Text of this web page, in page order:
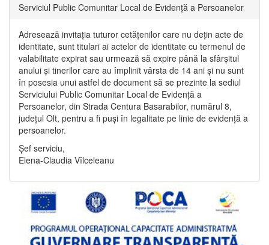
Serviciul Public Comunitar Local de Evidență a Persoanelor
Adresează invitația tuturor cetățenilor care nu dețin acte de
identitate, sunt titulari ai actelor de identitate cu termenul de
valabilitate expirat sau urmează să expire până la sfârșitul
anului și tinerilor care au împlinit vârsta de 14 ani și nu sunt
în posesia unui astfel de document să se prezinte la sediul
Serviciului Public Comunitar Local de Evidență a
Persoanelor, din Strada Centura Basarabilor, numărul 8,
județul Olt, pentru a fi puși în legalitate pe linie de evidență a
persoanelor.
Șef serviciu,
Elena-Claudia Vîlceleanu